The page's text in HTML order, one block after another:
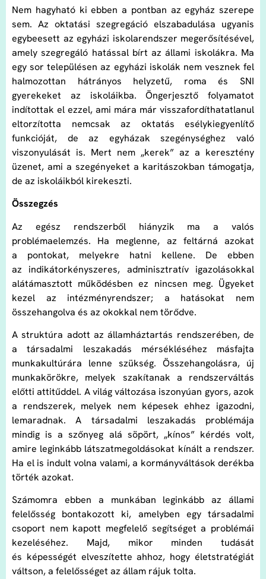
Nem hagyható ki ebben a pontban az egyház szerepe
sem. Az oktatási szegregáció elszabadulása ugyanis
egybeesett az egyházi iskolarendszer megerősítésével,
amely szegregáló hatással bírt az állami iskolákra. Ma
egy sor településen az egyházi iskolák nem vesznek fel
halmozottan hátrányos helyzetű, roma és SNI
gyerekeket az iskoláikba. Öngerjesztő folyamatot
indítottak el ezzel, ami mára már visszafordíthatatlanul
eltorzította nemcsak az oktatás esélykiegyenlítő
funkcióját, de az egyházak szegénységhez való
viszonyulását is. Mert nem „kerek” az a keresztény
üzenet, ami a szegényeket a karitászokban támogatja,
de az iskoláikból kirekeszti.
Összegzés
Az egész rendszerből hiányzik ma a valós
problémaelemzés. Ha meglenne, az feltárná azokat
a pontokat, melyekre hatni kellene. De ebben
az indikátorkényszeres, adminisztratív igazolásokkal
alátámasztott működésben ez nincsen meg. Ügyeket
kezel az intézményrendszer; a hatásokat nem
összehangolva és az okokkal nem törődve.
A struktúra adott az államháztartás rendszerében, de
a társadalmi leszakadás mérsékléséhez másfajta
munkakultúrára lenne szükség. Összehangolásra, új
munkakörökre, melyek szakítanak a rendszerváltás
előtti attitűddel. A világ változása iszonyúan gyors, azok
a rendszerek, melyek nem képesek ehhez igazodni,
lemaradnak. A társadalmi leszakadás problémája
mindig is a szőnyeg alá söpört, „kínos” kérdés volt,
amire leginkább látszatmegoldásokat kínált a rendszer.
Ha el is indult volna valami, a kormányváltások derékba
törték azokat.
Számomra ebben a munkában leginkább az állami
felelősség bontakozott ki, amelyben egy társadalmi
csoport nem kapott megfelelő segítséget a problémái
kezeléséhez. Majd, mikor minden tudását
és képességét elveszítette ahhoz, hogy életstratégiát
váltson, a felelősséget az állam rájuk tolta.